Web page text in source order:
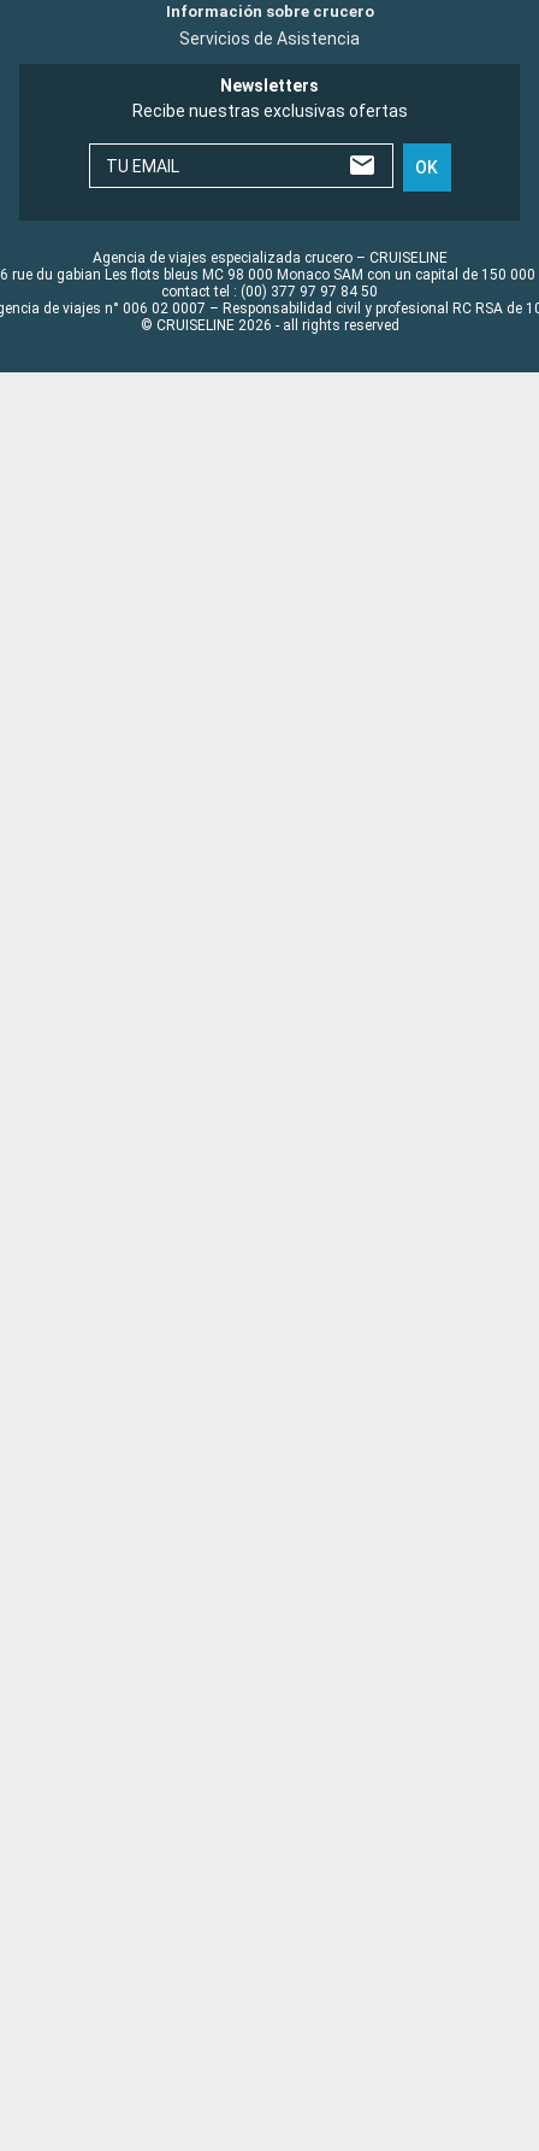
Información sobre crucero
Servicios de Asistencia
Newsletters
Recibe nuestras exclusivas ofertas
TU EMAIL OK
Agencia de viajes especializada crucero – CRUISELINE
rue du gabian Les flots bleus MC 98 000 Monaco SAM con un capital de 150 000
contact tel : (00) 377 97 97 84 50
de viajes n° 006 02 0007 – Responsabilidad civil y profesional RC RSA de
© CRUISELINE 2026 - all rights reserved